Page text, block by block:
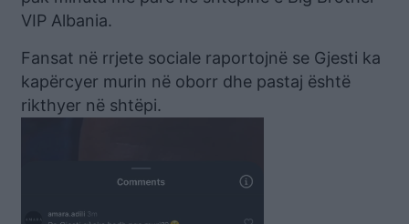
VIP Albania.
Fansat në rrjete sociale raportojnë se Gjesti ka
kapërcyer murin në oborr dhe pastaj është
rikthyer në shtëpi.